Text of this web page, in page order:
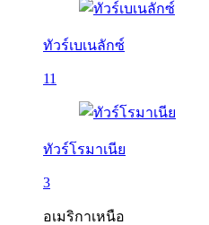
ทัวร์เบเนลักซ์
11
ทัวร์โรมาเนีย
3
อเมริกาเหนือ